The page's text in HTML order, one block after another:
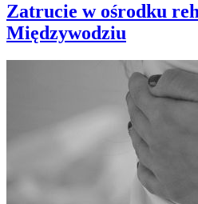
Zatrucie w ośrodku
Międzywodziu